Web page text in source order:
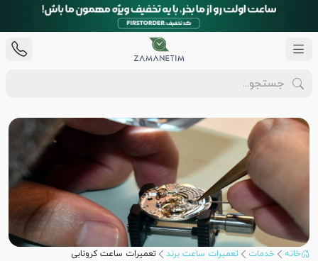
خانه خدمات تعمیرات ساعت برند تعمیرات ساعت کرونابی